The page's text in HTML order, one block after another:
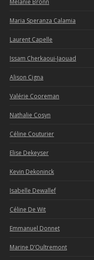
Maria Speranza Calamia
Laurent Capelle
Issam Cherkaoui-Jaouad
Alison Cigna
Valérie Cooreman
Nathalie Cosyn
Céline Couturier
Elise Dekeyser
Kevin Dekoninck
Isabelle Dewallef
Céline De Wit
Emmanuel Donnet
Marine D’Oultremont